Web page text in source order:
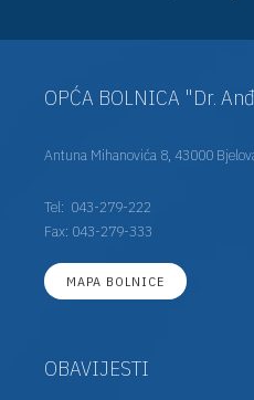
OPĆA BOLNICA "Dr.
Antuna Mihanovića 8, 43000
Tel: 043-279-222
Fax: 043-279-333
MAPA BOLNICE
OBAVIJESTI